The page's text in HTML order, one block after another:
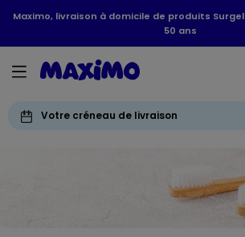
Maximo, livraison à domicile de produits
50 ans
Votre créneau de livraison